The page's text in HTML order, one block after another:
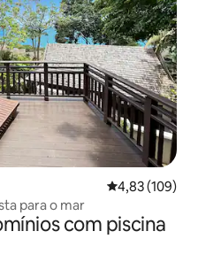
4,83 de uma
4,83 (109)
para o mar
com piscina